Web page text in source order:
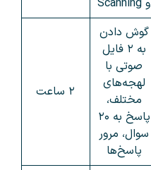
و Scanning
گوش دادن
به ۲ فایل
صوتی با
لهجه‌های
مختلف،
پاسخ به ۲۰
سوال، مرور
پاسخ‌ها
۲ ساعت